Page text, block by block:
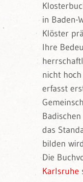
in Baden-
Klöster
Ihre
nicht
erfasst
das
bilden
Die
Karlsruhe